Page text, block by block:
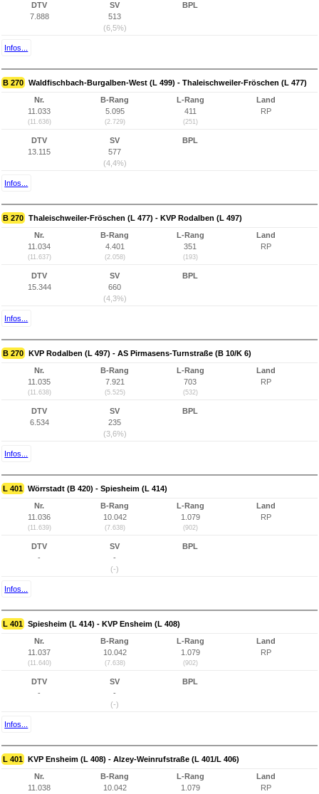
DTV
7.888
SV
513
(6,5%)
BPL
Infos...
B 270 Waldfischbach-Burgalben-West (L 499) - Thaleischweiler-Fröschen (L 477)
Nr.
11.033
(11.636)
B-Rang
5.095
(2.729)
L-Rang
411
(251)
Land
RP
DTV
13.115
SV
577
(4,4%)
BPL
Infos...
B 270 Thaleischweiler-Fröschen (L 477) - KVP Rodalben (L 497)
Nr.
11.034
(11.637)
B-Rang
4.401
(2.058)
L-Rang
351
(193)
Land
RP
DTV
15.344
SV
660
(4,3%)
BPL
Infos...
B 270 KVP Rodalben (L 497) - AS Pirmasens-Turnstraße (B 10/K 6)
Nr.
11.035
(11.638)
B-Rang
7.921
(5.525)
L-Rang
703
(532)
Land
RP
DTV
6.534
SV
235
(3,6%)
BPL
Infos...
L 401 Wörrstadt (B 420) - Spiesheim (L 414)
Nr.
11.036
(11.639)
B-Rang
10.042
(7.638)
L-Rang
1.079
(902)
Land
RP
DTV
-
SV
-
(-)
BPL
Infos...
L 401 Spiesheim (L 414) - KVP Ensheim (L 408)
Nr.
11.037
(11.640)
B-Rang
10.042
(7.638)
L-Rang
1.079
(902)
Land
RP
DTV
-
SV
-
(-)
BPL
Infos...
L 401 KVP Ensheim (L 408) - Alzey-Weinrufstraße (L 401/L 406)
Nr.
11.038
B-Rang
10.042
L-Rang
1.079
Land
RP